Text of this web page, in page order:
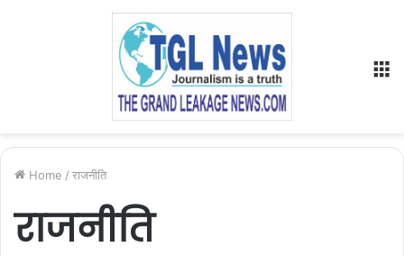
Home / राजनीति
राजनीति